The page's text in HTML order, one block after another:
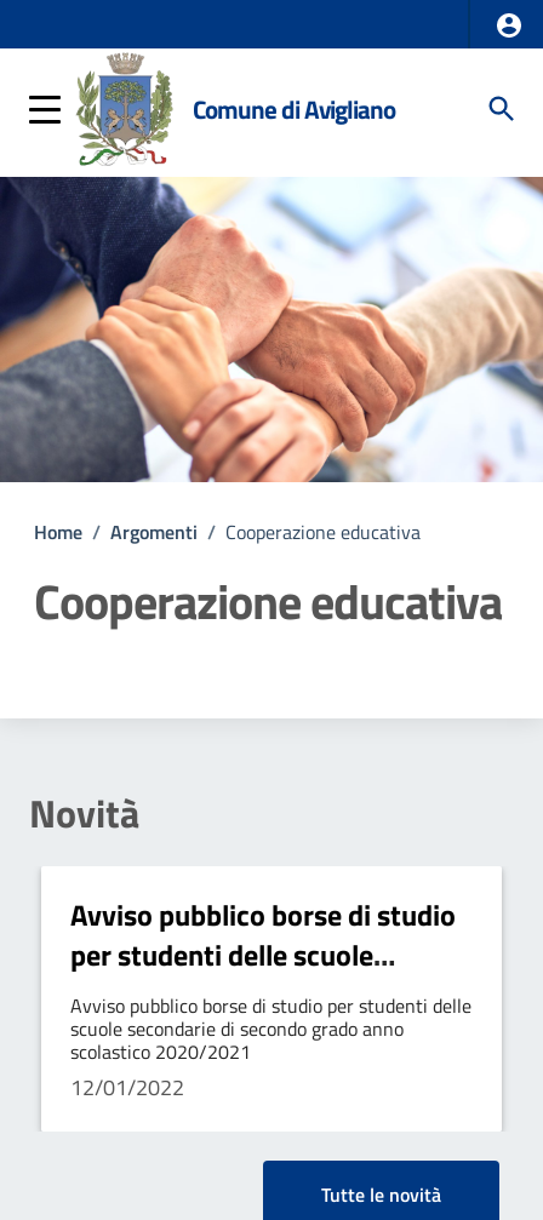
Comune di Avigliano
Home / Argomenti / Cooperazione educativa
Cooperazione educativa
Novità
Avviso pubblico borse di studio
per studenti delle scuole
secondarie di secondo grado
anno scolastico 2020/2021
Avviso pubblico borse di studio per studenti delle
scuole secondarie di secondo grado anno
scolastico 2020/2021
12/01/2022
Tutte le novità